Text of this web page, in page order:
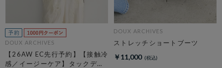
DOUX ARCHIVES
【26AW EC先行予約】【接触冷
感／イージーケア】タックデザ
DOUX ARCHIVES
ストレッチショートブーツ
￥11,000